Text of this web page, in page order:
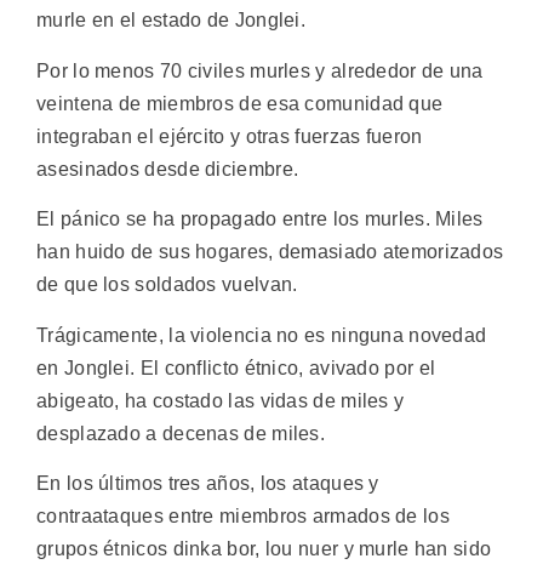
murle en el estado de Jonglei.
Por lo menos 70 civiles murles y alrededor de una
veintena de miembros de esa comunidad que
integraban el ejército y otras fuerzas fueron
asesinados desde diciembre.
El pánico se ha propagado entre los murles. Miles
han huido de sus hogares, demasiado atemorizados
de que los soldados vuelvan.
Trágicamente, la violencia no es ninguna novedad
en Jonglei. El conflicto étnico, avivado por el
abigeato, ha costado las vidas de miles y
desplazado a decenas de miles.
En los últimos tres años, los ataques y
contraataques entre miembros armados de los
grupos étnicos dinka bor, lou nuer y murle han sido